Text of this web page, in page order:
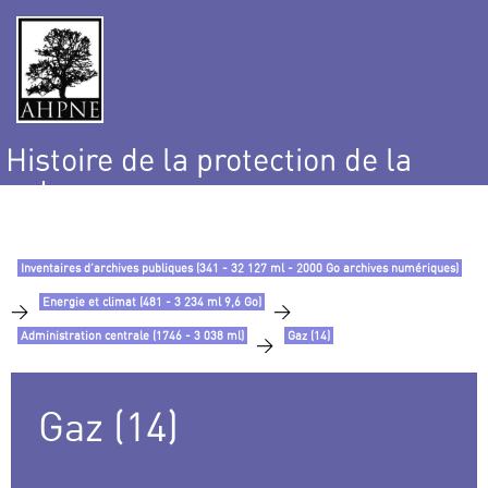
Histoire de la protection de la
nature
Inventaires d’archives publiques (341 - 32 127 ml - 2000 Go archives numériques)
> Energie et climat (481 - 3 234 ml 9,6 Go) >
Administration centrale (1746 - 3 038 ml) > Gaz (14)
Gaz (14)